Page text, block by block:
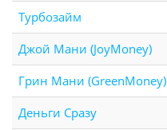
Турбозайм
Джой Мани (JoyMoney)
Грин Мани (GreenMoney)
Деньги Сразу